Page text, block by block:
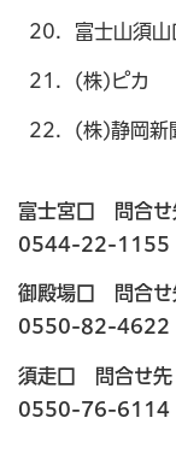
富士山須
(株)ピカ
(株)静岡新
富士宮口 問合
0544-22-1155
御殿場口 問合せ
0550-82-4622
須走口 問合せ
0550-76-6114